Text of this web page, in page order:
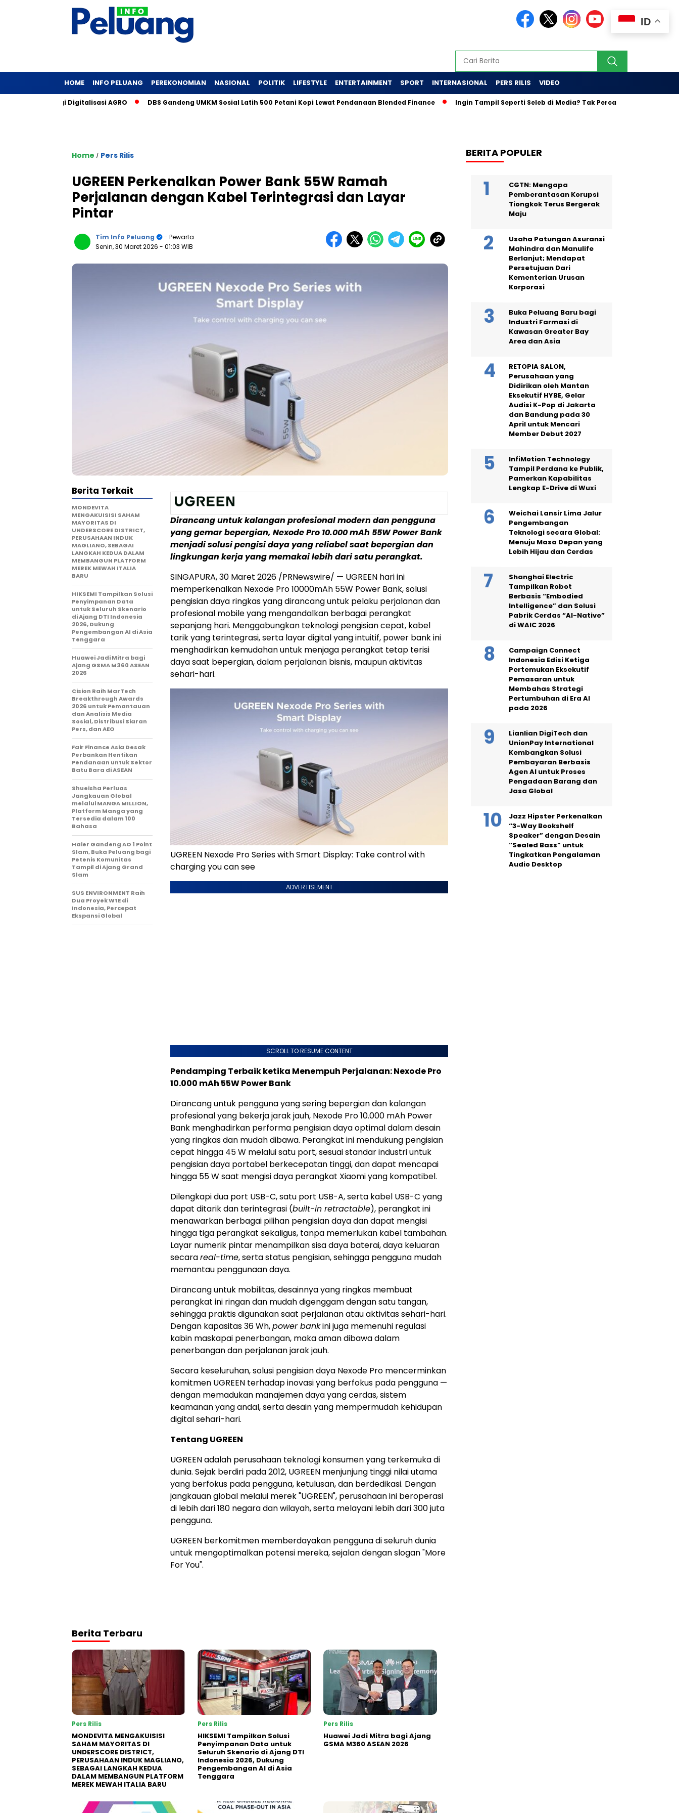
HOME INFO PELUANG PEREKONOMIAN NASIONAL POLITIK LIFESTYLE ENTERTAINMENT SPORT INTERNASIONAL PERS RILIS VIDEO
Strategi Digitalisasi AGRO DBS Gandeng UMKM Sosial Latih 500 Petani Kopi Lewat Pendanaan Blended Finance Ingin Tampil Seperti Seleb di Media? Tak Percaya Diri Bertemu
Home / Pers Rilis
UGREEN Perkenalkan Power Bank 55W Ramah
Perjalanan dengan Kabel Terintegrasi dan Layar
Pintar
Tim Info Peluang
- Pewarta
Senin, 30 Maret 2026 - 01:03 WIB
Dirancang untuk kalangan profesional modern dan pengguna
yang gemar bepergian, Nexode Pro 10.000 mAh 55W Power Bank
menjadi solusi pengisi daya yang reliabel saat bepergian dan
lingkungan kerja yang memakai lebih dari satu perangkat.
SINGAPURA,30 Maret 2026 /PRNewswire/ — UGREEN hari ini
memperkenalkan Nexode Pro 10000mAh 55W Power Bank, solusi
pengisian daya ringkas yang dirancang untuk pelaku perjalanan dan
profesional mobile yang mengandalkan berbagai perangkat
sepanjang hari. Menggabungkan teknologi pengisian cepat, kabel
tarik yang terintegrasi, serta layar digital yang intuitif, power bank ini
menghadirkan kemudahan untuk menjaga perangkat tetap terisi
daya saat bepergian, dalam perjalanan bisnis, maupun aktivitas
sehari-hari.
UGREEN Nexode Pro Series with Smart Display: Take control with
charging you can see
ADVERTISEMENT
SCROLL TO RESUME CONTENT
Pendamping Terbaik ketika Menempuh Perjalanan: Nexode Pro
10.000 mAh 55W Power Bank
Dirancang untuk pengguna yang sering bepergian dan kalangan
profesional yang bekerja jarak jauh, Nexode Pro 10.000 mAh Power
Bank menghadirkan performa pengisian daya optimal dalam desain
yang ringkas dan mudah dibawa. Perangkat ini mendukung pengisian
cepat hingga 45 W melalui satu port, sesuai standar industri untuk
pengisian daya portabel berkecepatan tinggi, dan dapat mencapai
hingga 55 W saat mengisi daya perangkat Xiaomi yang kompatibel.
Dilengkapi dua port USB-C, satu port USB-A, serta kabel USB-C yang
dapat ditarik dan terintegrasi (built-in retractable), perangkat ini
menawarkan berbagai pilihan pengisian daya dan dapat mengisi
hingga tiga perangkat sekaligus, tanpa memerlukan kabel tambahan.
Layar numerik pintar menampilkan sisa daya baterai, daya keluaran
secarareal-time, serta status pengisian, sehingga pengguna mudah
memantau penggunaan daya.
Dirancang untuk mobilitas, desainnya yang ringkas membuat
perangkat ini ringan dan mudah digenggam dengan satu tangan,
sehingga praktis digunakan saat perjalanan atau aktivitas sehari-hari.
Dengan kapasitas 36 Wh,power bankini juga memenuhi regulasi
kabin maskapai penerbangan, maka aman dibawa dalam
penerbangan dan perjalanan jarakjauh.
Secara keseluruhan, solusi pengisian daya Nexode Pro mencerminkan
komitmen UGREEN terhadap inovasi yang berfokus pada pengguna —
dengan memadukan manajemen daya yang cerdas, sistem
keamanan yang andal, serta desain yang mempermudah kehidupan
digital sehari-hari.
Tentang UGREEN
UGREEN adalah perusahaan teknologi konsumen yang terkemuka di
dunia. Sejak berdiri pada 2012, UGREEN menjunjung tinggi nilai utama
yang berfokus pada pengguna, ketulusan, dan berdedikasi. Dengan
jangkauan global melalui merek "UGREEN", perusahaan ini beroperasi
di lebih dari 180 negara dan wilayah, serta melayani lebih dari 300 juta
pengguna.
UGREEN berkomitmen memberdayakan pengguna di seluruh dunia
untuk mengoptimalkan potensi mereka, sejalan dengan slogan"More
For You".
Berita Terkait
MONDEVITA
MENGAKUISISI SAHAM
MAYORITAS DI
UNDERSCORE DISTRICT,
PERUSAHAAN INDUK
MAGLIANO, SEBAGAI
LANGKAH KEDUA DALAM
MEMBANGUN PLATFORM
MEREK MEWAH ITALIA
BARU
HIKSEMI Tampilkan Solusi
Penyimpanan Data
untuk Seluruh Skenario
di Ajang DTI Indonesia
2026, Dukung
Pengembangan AI di Asia
Tenggara
Huawei Jadi Mitra bagi
Ajang GSMA M360 ASEAN
2026
Cision Raih MarTech
Breakthrough Awards
2026 untuk Pemantauan
dan Analisis Media
Sosial, Distribusi Siaran
Pers, dan AEO
Fair Finance Asia Desak
Perbankan Hentikan
Pendanaan untuk Sektor
Batu Bara di ASEAN
Shueisha Perluas
Jangkauan Global
melalui MANGA MILLION,
Platform Manga yang
Tersedia dalam 100
Bahasa
Haier Gandeng AO 1 Point
Slam, Buka Peluang bagi
Petenis Komunitas
Tampil di Ajang Grand
Slam
SUS ENVIRONMENT Raih
Dua Proyek WtE di
Indonesia, Percepat
Ekspansi Global
Berita Terbaru
Pers Rilis
MONDEVITA MENGAKUISISI
SAHAM MAYORITAS DI
UNDERSCORE DISTRICT,
PERUSAHAAN INDUK MAGLIANO,
SEBAGAI LANGKAH KEDUA
DALAM MEMBANGUN PLATFORM
MEREK MEWAH ITALIA BARU
Pers Rilis
HIKSEMI Tampilkan Solusi
Penyimpanan Data untuk
Seluruh Skenario di Ajang DTI
Indonesia 2026, Dukung
Pengembangan AI di Asia
Tenggara
Pers Rilis
Huawei Jadi Mitra bagi Ajang
GSMA M360 ASEAN 2026
BERITA POPULER
CGTN: Mengapa
Pemberantasan Korupsi
Tiongkok Terus Bergerak
Maju
Usaha Patungan Asuransi
Mahindra dan Manulife
Berlanjut; Mendapat
Persetujuan Dari
Kementerian Urusan
Korporasi
Buka Peluang Baru bagi
Industri Farmasi di
Kawasan Greater Bay
Area dan Asia
RETOPIA SALON,
Perusahaan yang
Didirikan oleh Mantan
Eksekutif HYBE, Gelar
Audisi K-Pop di Jakarta
dan Bandung pada 30
April untuk Mencari
Member Debut 2027
InfiMotion Technology
Tampil Perdana ke Publik,
Pamerkan Kapabilitas
Lengkap E-Drive di Wuxi
Weichai Lansir Lima Jalur
Pengembangan
Teknologi secara Global:
Menuju Masa Depan yang
Lebih Hijau dan Cerdas
Shanghai Electric
Tampilkan Robot
Berbasis “Embodied
Intelligence” dan Solusi
Pabrik Cerdas “AI-Native”
di WAIC 2026
Campaign Connect
Indonesia Edisi Ketiga
Pertemukan Eksekutif
Pemasaran untuk
Membahas Strategi
Pertumbuhan di Era AI
pada 2026
Lianlian DigiTech dan
UnionPay International
Kembangkan Solusi
Pembayaran Berbasis
Agen AI untuk Proses
Pengadaan Barang dan
Jasa Global
Jazz Hipster Perkenalkan
“3-Way Bookshelf
Speaker” dengan Desain
“Sealed Bass” untuk
Tingkatkan Pengalaman
Audio Desktop
ID